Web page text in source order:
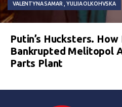
VALENTYNA SAMAR YULIIA OLKOHVSKA
Putin’s Hucksters.
Bankrupted Melitopol
Parts Plant